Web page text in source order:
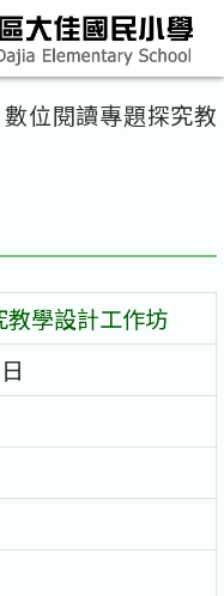
數位閱讀專題探究教
學設計工作坊